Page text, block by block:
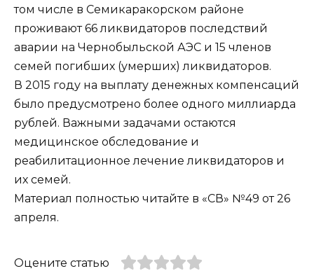
том числе в Семикаракорском районе
проживают 66 ликвидаторов последствий
аварии на Чернобыльской АЭС и 15 членов
семей погибших (умерших) ликвидаторов.
В 2015 году на выплату денежных компенсаций
было предусмотрено более одного миллиарда
рублей. Важными задачами остаются
медицинское обследование и
реабилитационное лечение ликвидаторов и
их семей.
Материал полностью читайте в «СВ» №49 от 26
апреля.
Оцените статью